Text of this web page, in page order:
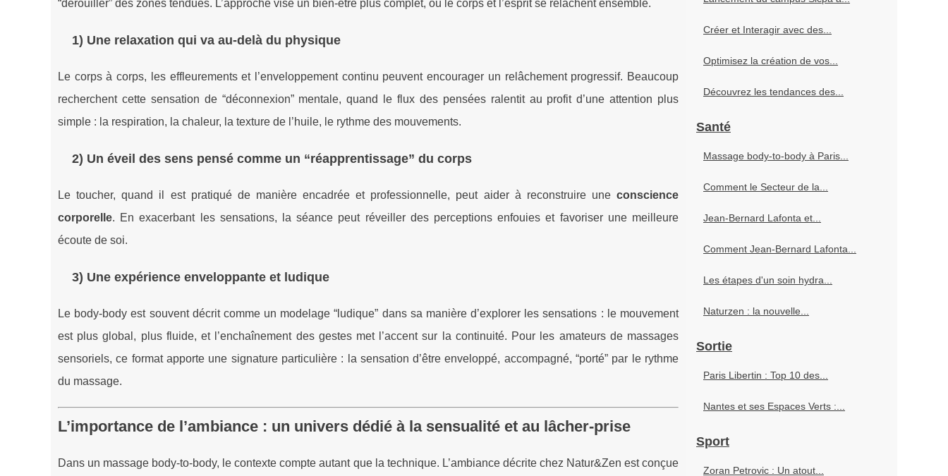
“dérouiller” des zones tendues. L’approche vise un bien-être plus complet, où le corps et l’esprit se relâchent ensemble.
1) Une relaxation qui va au-delà du physique
Le corps à corps, les effleurements et l’enveloppement continu peuvent encourager un relâchement progressif. Beaucoup
recherchent cette sensation de “déconnexion” mentale, quand le flux des pensées ralentit au profit d’une attention plus
simple : la respiration, la chaleur, la texture de l’huile, le rythme des mouvements.
2) Un éveil des sens pensé comme un “réapprentissage” du corps
Le toucher, quand il est pratiqué de manière encadrée et professionnelle, peut aider à reconstruire une conscience
corporelle. En exacerbant les sensations, la séance peut réveiller des perceptions enfouies et favoriser une meilleure
écoute de soi.
3) Une expérience enveloppante et ludique
Le body-body est souvent décrit comme un modelage “ludique” dans sa manière d’explorer les sensations : le mouvement
est plus global, plus fluide, et l’enchaînement des gestes met l’accent sur la continuité. Pour les amateurs de massages
sensoriels, ce format apporte une signature particulière : la sensation d’être enveloppé, accompagné, “porté” par le rythme
du massage.
L’importance de l’ambiance : un univers dédié à la sensualité et au lâcher-prise
Dans un massage body-to-body, le contexte compte autant que la technique. L’ambiance décrite chez Natur&Zen est conçue
Créer et Interagir avec des...
Optimisez la création de vos...
Découvrez les tendances des...
Santé
Massage body-to-body à Paris...
Comment le Secteur de la...
Jean-Bernard Lafonta et...
Comment Jean-Bernard Lafonta...
Les étapes d'un soin hydra...
Naturzen : la nouvelle...
Sortie
Paris Libertin : Top 10 des...
Nantes et ses Espaces Verts :...
Sport
Zoran Petrovic : Un atout...